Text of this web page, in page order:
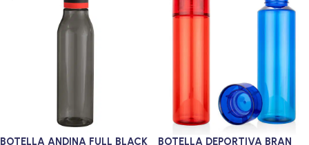
BOTELLA ANDINA FULL BLACK
BOTELLA DEPORTIVA BRAN